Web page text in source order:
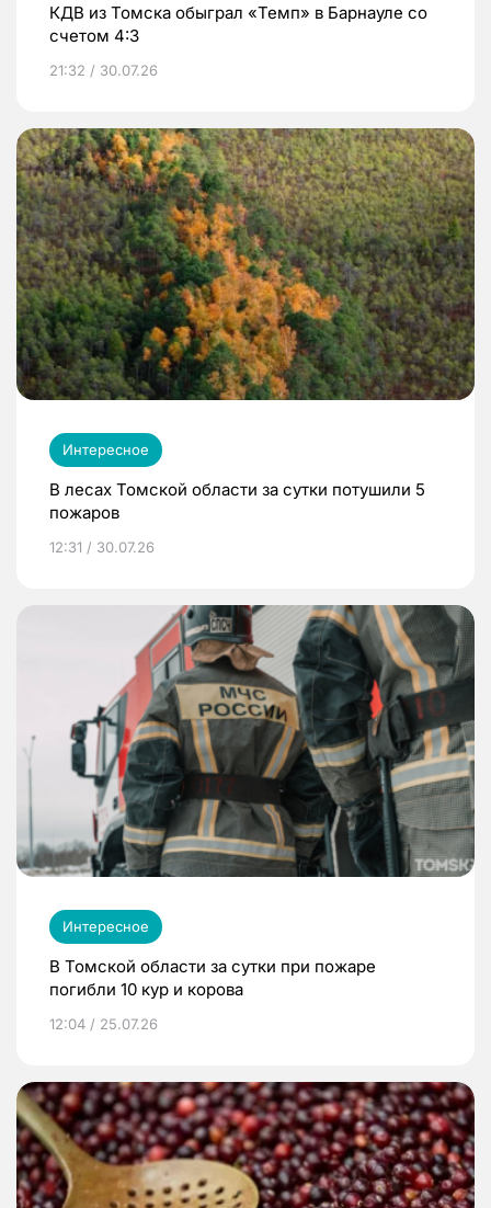
КДВ из Томска обыграл «Темп» в Барнауле со
счетом 4:3
21:32 / 30.07.26
Интересное
В лесах Томской области за сутки потушили 5
пожаров
12:31 / 30.07.26
Интересное
В Томской области за сутки при пожаре
погибли 10 кур и корова
12:04 / 25.07.26